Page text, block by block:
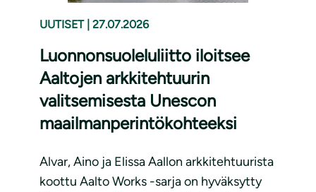
UUTISET 27.07.2026
Luonnonsuoleluliitto iloitsee
Aaltojen arkkitehtuurin
valitsemisesta Unescon
maailmanperintökohteeksi
Alvar, Aino ja Elissa Aallon arkkitehtuurista
koottu Aalto Works -sarja on hyväksytty